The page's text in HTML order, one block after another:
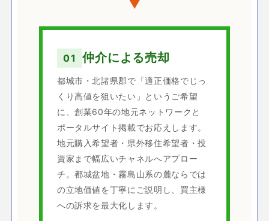
01 仲介による売却
都城市・北諸県郡で「適正価格でじっ
くり高値を狙いたい」というご希望
に、創業60年の地元ネットワークと
ポータルサイト掲載でお応えします。
地元購入希望者・県外移住希望者・投
資家まで幅広いチャネルへアプロー
チ。都城盆地・霧島山系の麓ならでは
の立地価値を丁寧にご説明し、買主様
への訴求を最大化します。